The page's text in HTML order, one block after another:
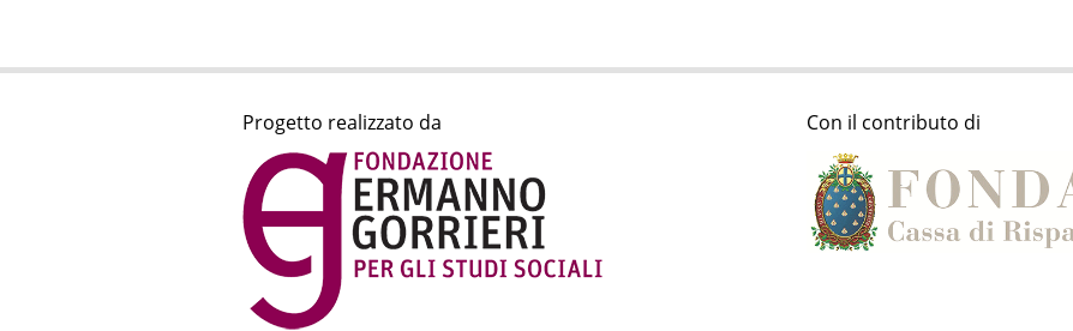
Progetto realizzato da Con il contributo di